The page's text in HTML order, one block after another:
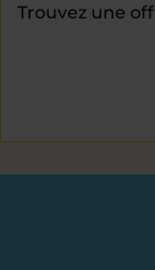
Trouvez une